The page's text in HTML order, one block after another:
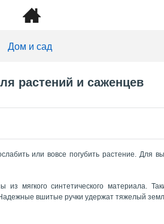
Дом и сад
растений и саженцев
или вовсе погубить растение. Для
мягкого синтетического материала.
вшитые ручки удержат тяжелый